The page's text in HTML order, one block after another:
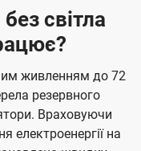
світла
живленням до 72
резервного
Враховуючи
електроенергії на